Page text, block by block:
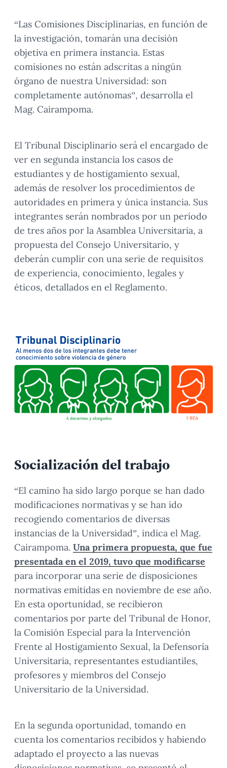
“Las Comisiones Disciplinarias, en función de
la investigación, tomarán una decisión
objetiva en primera instancia. Estas
comisiones no están adscritas a ningún
órgano de nuestra Universidad: son
completamente autónomas”, desarrolla el
Mag. Cairampoma.
El Tribunal Disciplinario será el encargado de
ver en segunda instancia los casos de
estudiantes y de hostigamiento sexual,
además de resolver los procedimientos de
autoridades en primera y única instancia. Sus
integrantes serán nombrados por un período
de tres años por la Asamblea Universitaria, a
propuesta del Consejo Universitario, y
deberán cumplir con una serie de requisitos
de experiencia, conocimiento, legales y
éticos, detallados en el Reglamento.
Socialización del trabajo
“El camino ha sido largo porque se han dado
modificaciones normativas y se han ido
recogiendo comentarios de diversas
instancias de la Universidad”, indica el Mag.
Cairampoma. Una primera propuesta, que fue
presentada en el 2019, tuvo que modificarse
para incorporar una serie de disposiciones
normativas emitidas en noviembre de ese año.
En esta oportunidad, se recibieron
comentarios por parte del Tribunal de Honor,
la Comisión Especial para la Intervención
Frente al Hostigamiento Sexual, la Defensoría
Universitaria, representantes estudiantiles,
profesores y miembros del Consejo
Universitario de la Universidad.
En la segunda oportunidad, tomando en
cuenta los comentarios recibidos y habiendo
adaptado el proyecto a las nuevas